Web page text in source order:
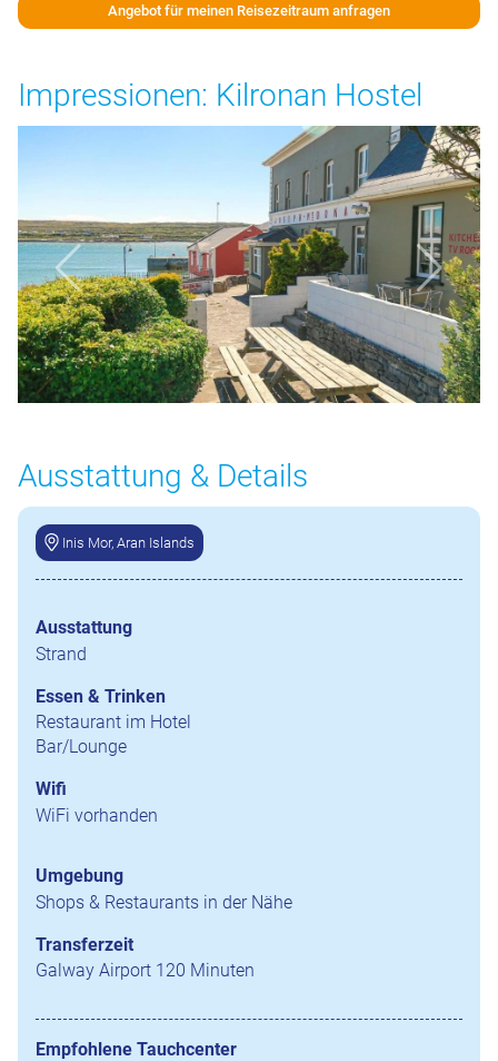
Angebot für meinen Reisezeitraum anfragen
Impressionen: Kilronan Hostel
Ausstattung & Details
Inis Mor, Aran Islands
Ausstattung
Strand
Essen & Trinken
Restaurant im Hotel
Bar/Lounge
Wifi
WiFi vorhanden
Umgebung
Shops & Restaurants in der Nähe
Transferzeit
Galway Airport 120 Minuten
Empfohlene Tauchcenter